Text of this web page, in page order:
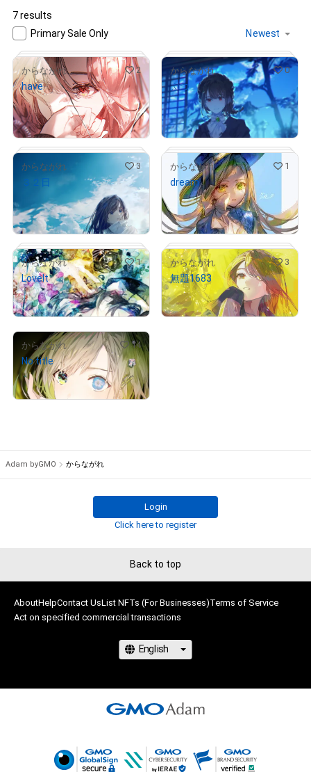
7 results
Primary Sale Only
# 2/15
からながれ 2
have
¥6,000 ($38.02)
Primary Sale
からながれ 0
ぷつ
¥6,000 ($ 38.02)
Primary Sale
# 14/15
からながれ 3
３２日
6,000 38.02)
Primary Sale
# 4/5
からながれ 1
dream
8,800 ($55.76)
# 11/15
からながれ 1
LoveIt
¥3,000 ($19.01)
からながれ 3
無題1683
¥500 ($3.17 )
からながれ 14
No title
¥19,800 ($ 125.47)
Adam byGMO からながれ
Login
Click here to register
Back to top
AboutHelpContact UsList NFTs (For Businesses)Terms of Service
Act on specified commercial transactions